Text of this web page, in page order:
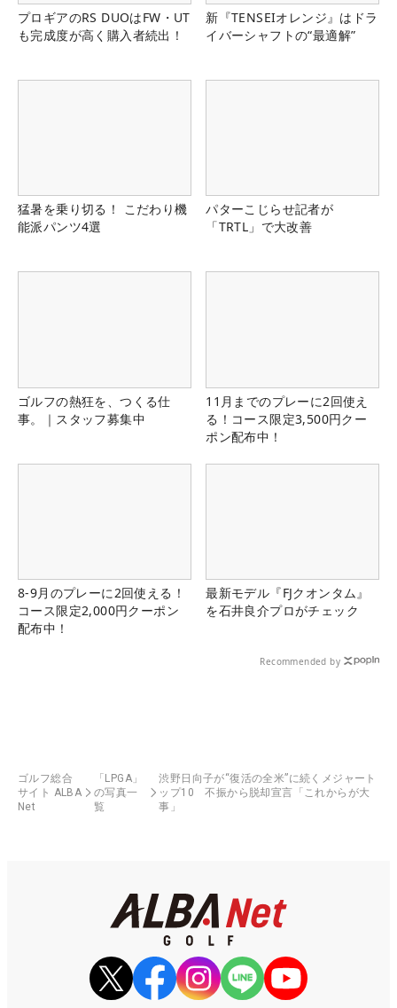
プロギアのRS DUOはFW・UT
も完成度が高く購入者続出！
新『TENSEIオレンジ』はドラ
イバーシャフトの“最適解”
猛暑を乗り切る！ こだわり機
能派パンツ4選
パターこじらせ記者が
「TRTL」で大改善
ゴルフの熱狂を、つくる仕
事。｜スタッフ募集中
11月までのプレーに2回使え
る！コース限定3,500円クー
ポン配布中！
8-9月のプレーに2回使える！
コース限定2,000円クーポン
配布中！
最新モデル『FJクオンタム』
を石井良介プロがチェック
Recommended by
ゴルフ総合
サイト ALBA
Net
「LPGA」
の写真一
覧
渋野日向子が“復活の全米”に続くメジャート
ップ10 不振から脱却宣言「これからが大
事」